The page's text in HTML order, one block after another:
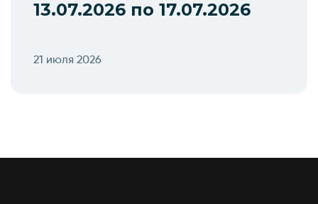
13.07.2026 по 17.07.2026
21 июля 2026